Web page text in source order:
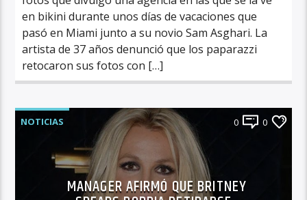
en bikini durante unos días de vacaciones que
pasó en Miami junto a su novio Sam Asghari. La
artista de 37 años denunció que los paparazzi
retocaron sus fotos con […]
NOTICIAS 0 0
MANAGER AFIRMÓ QUE BRITNEY